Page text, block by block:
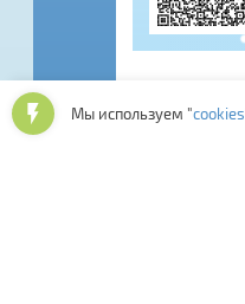
Мы используем "cookies